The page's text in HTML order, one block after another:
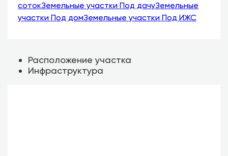
сотокЗемельные участки Под дачуЗемельные
участки Под домЗемельные участки Под ИЖС
Расположение участка
Инфраструктура